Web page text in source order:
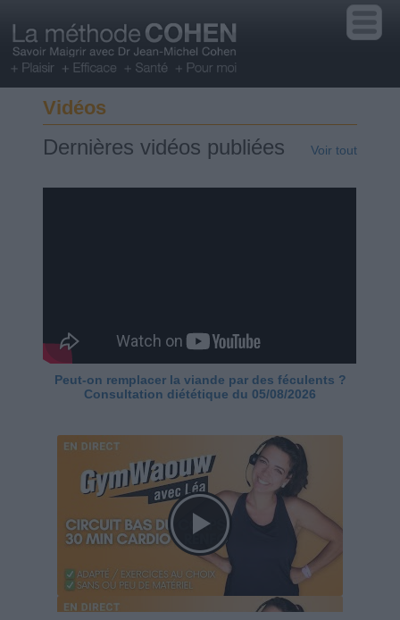
Vidéos
Dernières vidéos publiées Voir tout
Peut-on remplacer la viande par des féculents ?
Consultation diététique du 05/08/2026